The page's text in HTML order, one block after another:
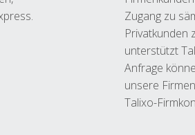
Zugang zu
Privatkunden
unterstützt
Anfrage
unsere
Talixo-